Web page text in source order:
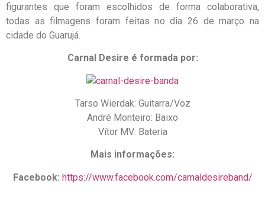
figurantes que foram escolhidos de forma colaborativa,
todas as filmagens foram feitas no dia 26 de março na
cidade do Guarujá.
Carnal Desire é formada por:
Tarso Wierdak: Guitarra/Voz
André Monteiro: Baixo
Vítor MV: Bateria
Mais informações:
Facebook: https://www.facebook.com/carnaldesireband/